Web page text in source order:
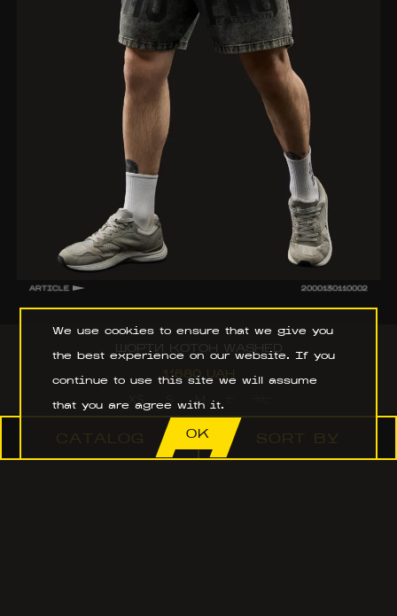
CATALOG SORT BY
ARTICLE 2000130110002
1’680 UAH
M
ШОРТИ СЕРФ ЖІНОЧІ (ЧОРНІ) 25 X 16 CM
We use cookies to ensure that we give you
the best experience on our website. If you
continue to use this site we will assume
that you are agree with it.
OK